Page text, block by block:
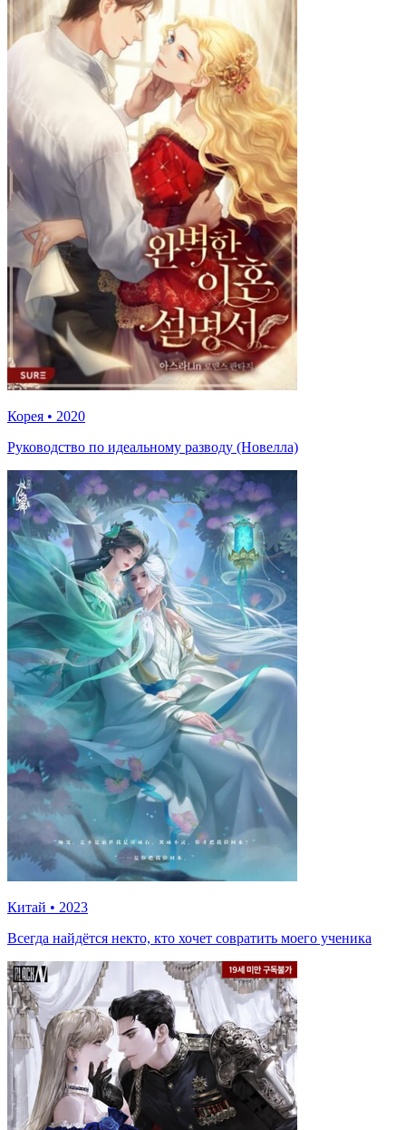
Корея • 2020
Руководство по идеальному разводу (Новелла)
Китай • 2023
Всегда найдётся некто, кто хочет совратить моего ученика